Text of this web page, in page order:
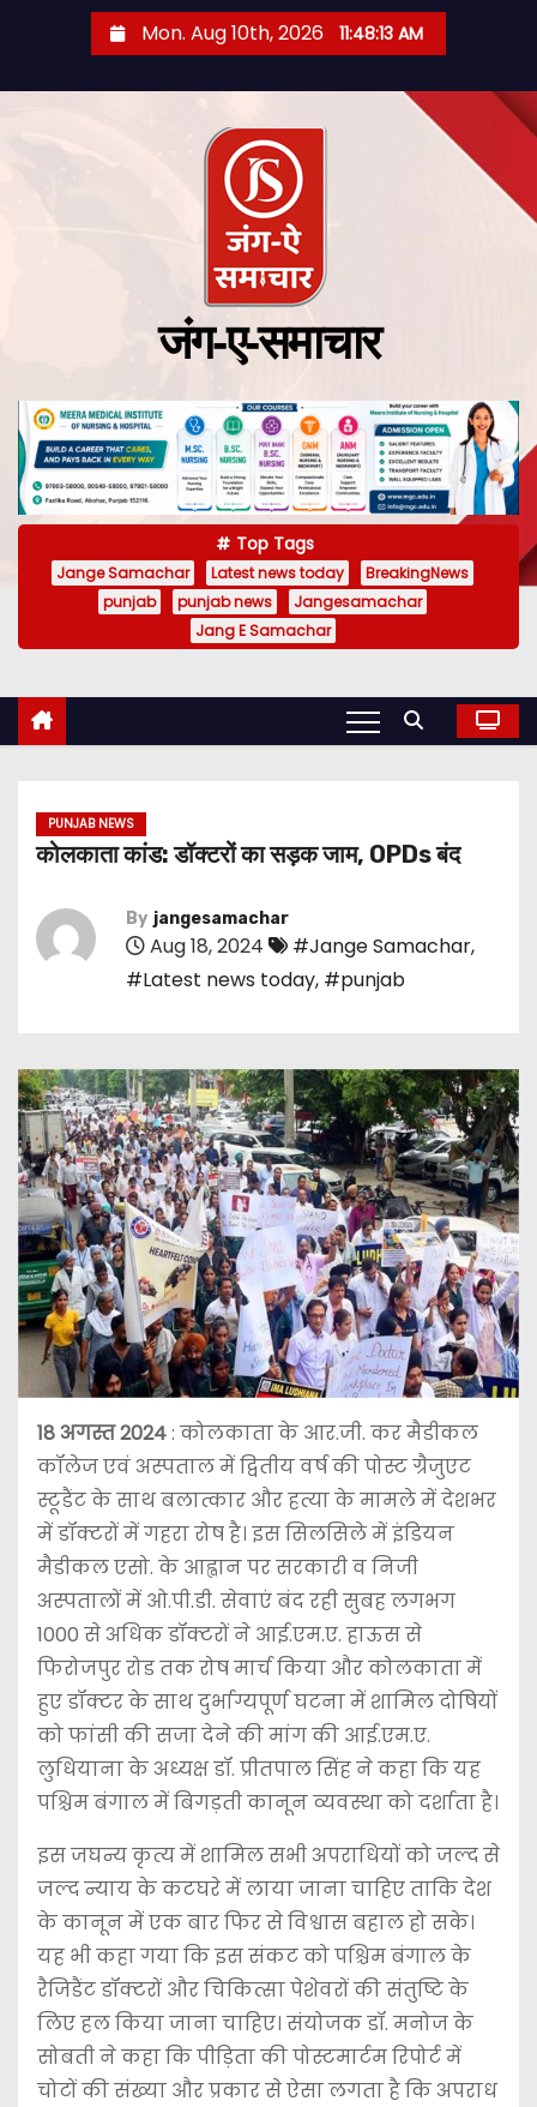
Mon. Aug 10th, 2026 11:48:14 AM
जंग-ए-समाचार
Top Tags
Jange Samachar Latest news today
BreakingNews
punjab
punjab news
Jangesamachar
Jang E Samachar
PUNJAB NEWS
कोलकाता कांड: डॉक्टरों का सड़क जाम, OPDs बंद
By jangesamachar
Aug 18, 2024 #Jange Samachar,
#Latest news today, #punjab
18 अगस्त 2024: कोलकाता के आर.जी. कर मैडीकल
कॉलेज एवं अस्पताल में द्वितीय वर्ष की पोस्ट ग्रैजुएट
स्टूडैंट के साथ बलात्कार और हत्या के मामले में देशभर
में डॉक्टरों में गहरा रोष है। इस सिलसिले में इंडियन
मैडीकल एसो. के आह्वान पर सरकारी व निजी
अस्पतालों में ओ.पी.डी. सेवाएं बंद रही सुबह लगभग
1000 से अधिक डॉक्टरों ने आई.एम.ए. हाऊस से
फिरोजपुर रोड तक रोष मार्च किया और कोलकाता में
हुए डॉक्टर के साथ दुर्भाग्यपूर्ण घटना में शामिल दोषियों
को फांसी की सजा देने की मांग की आई.एम.ए.
लुधियाना के अध्यक्ष डॉ. प्रीतपाल सिंह ने कहा कि यह
पश्चिम बंगाल में बिगड़ती कानून व्यवस्था को दर्शाता है।
इस जघन्य कृत्य में शामिल सभी अपराधियों को जल्द से
जल्द न्याय के कटघरे में लाया जाना चाहिए ताकि देश
के कानून में एक बार फिर से विश्वास बहाल हो सके।
यह भी कहा गया कि इस संकट को पश्चिम बंगाल के
रैजिडैंट डॉक्टरों और चिकित्सा पेशेवरों की संतुष्टि के
लिए हल किया जाना चाहिए। संयोजक डॉ. मनोज के
सोबती ने कहा कि पीड़िता की पोस्टमार्टम रिपोर्ट में
चोटों की संख्या और प्रकार से ऐसा लगता है कि अपराध